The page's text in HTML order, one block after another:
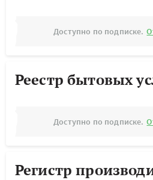
Доступно по подписке.
Реестр бытовых
Доступно по подписке.
Регистр